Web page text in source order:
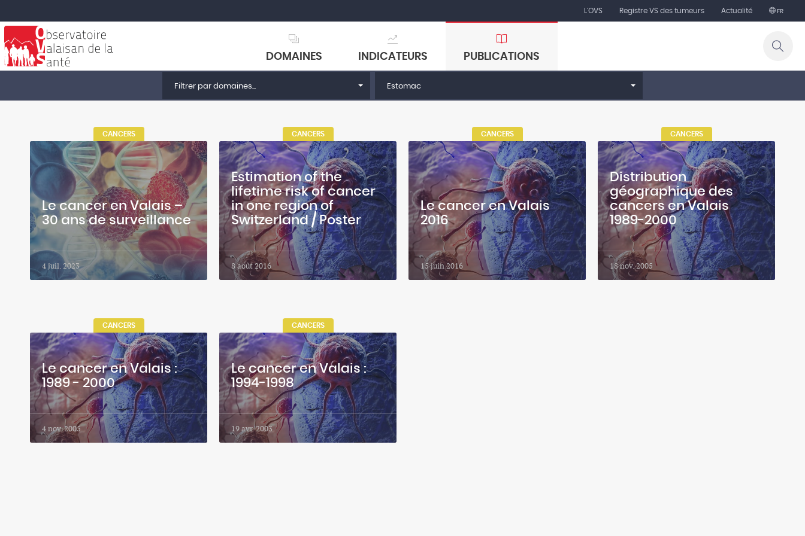
L'OVS Registre VS des tumeurs Actualité FR
DOMAINES INDICATEURS PUBLICATIONS
Filtrer par domaines... Estomac
CANCERS
Le cancer en Valais –
30 ans de surveillance
4 juil. 2023
CANCERS
Estimation of the
lifetime risk of cancer
in one region of
Switzerland / Poster
8 août 2016
CANCERS
Le cancer en Valais
2016
15 juin 2016
CANCERS
Distribution
géographique des
cancers en Valais
1989-2000
18 nov. 2005
CANCERS
Le cancer en Valais :
1989 - 2000
4 nov. 2005
CANCERS
Le cancer en Valais :
1994-1998
19 avr. 2003